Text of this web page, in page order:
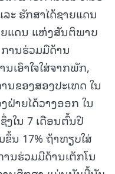
ະ ຮັກສາໄດ້ຊາຍແດນ
ແດນ ແຫ່ງສັນຕິພາບ
ານຮ່ວມມືດ້ານ
ເອົາໃຈໃສ່ຈາກພັກ,
ຂອງສອງປະເທດ ໃນ
າຍໄດ້ວາງອອກ ໃນ
ໃນ 7 ເດືອນຕົ້ນປີ
ຂຶ້ນ 17% ຖ້າທຽບໃສ່
ານຮ່ວມມືດ້ານເຕັກໂນ